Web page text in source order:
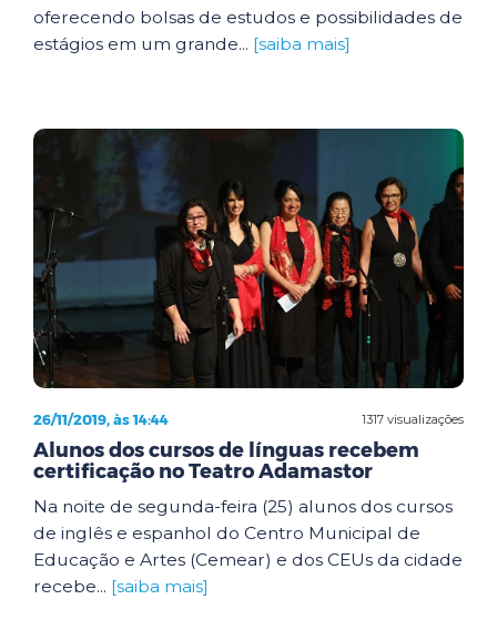
oferecendo bolsas de estudos e possibilidades de
estágios em um grande... [saiba mais]
1317 visualizações
26/11/2019, às 14:44
Alunos dos cursos de línguas recebem
certificação no Teatro Adamastor
Na noite de segunda-feira (25) alunos dos cursos
de inglês e espanhol do Centro Municipal de
Educação e Artes (Cemear) e dos CEUs da cidade
recebe... [saiba mais]